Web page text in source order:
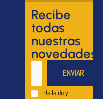
Recibe
todas
nuestras
novedades
He leido y